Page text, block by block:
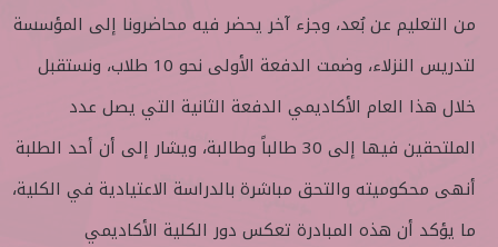
من التعليم عن بُعد، وجزء آخر يحضر فيه محاضرونا إلى المؤسسة
لتدريس النزلاء، وضمت الدفعة الأولى نحو 10 طلاب، ونستقبل
خلال هذا العام الأكاديمي الدفعة الثانية التي يصل عدد
الملتحقين فيها إلى 30 طالباً وطالبة، ويشار إلى أن أحد الطلبة
أنهى محكوميته والتحق مباشرة بالدراسة الاعتيادية في الكلية،
ما يؤكد أن هذه المبادرة تعكس دور الكلية الأكاديمي